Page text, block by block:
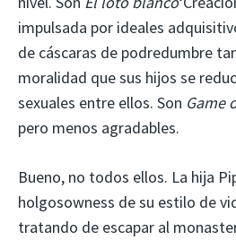
impulsada por ideales
de cáscaras de podredumbre
moralidad que sus hijos se
sexuales entre ellos. Son Game
pero menos agradables.
Bueno, no todos ellos. La hija
holgosowness de su estilo de
tratando de escapar al